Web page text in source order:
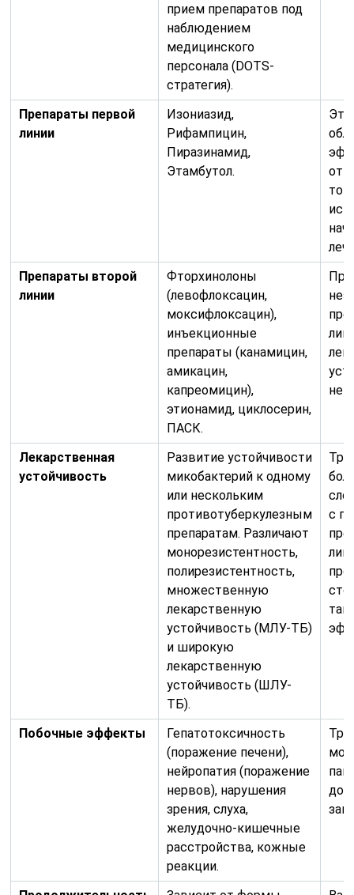
прием препаратов под
наблюдением
медицинского
персонала (DOTS-
стратегия).
Препараты первой
линии
Изониазид,
Рифампицин,
Пиразинамид,
Этамбутол.
Препараты второй
линии
Фторхинолоны
(левофлоксацин,
моксифлоксацин),
инъекционные
препараты (канамицин,
амикацин,
капреомицин),
этионамид, циклосерин,
ПАСК.
Лекарственная
устойчивость
Развитие устойчивости
микобактерий к одному
или нескольким
противотуберкулезным
препаратам. Различают
монорезистентность,
полирезистентность,
множественную
лекарственную
устойчивость (МЛУ-ТБ)
и широкую
лекарственную
устойчивость (ШЛУ-
ТБ).
с
Побочные эффекты
Гепатотоксичность
(поражение печени),
нейропатия (поражение
нервов), нарушения
зрения, слуха,
желудочно-кишечные
расстройства, кожные
реакции.
доз